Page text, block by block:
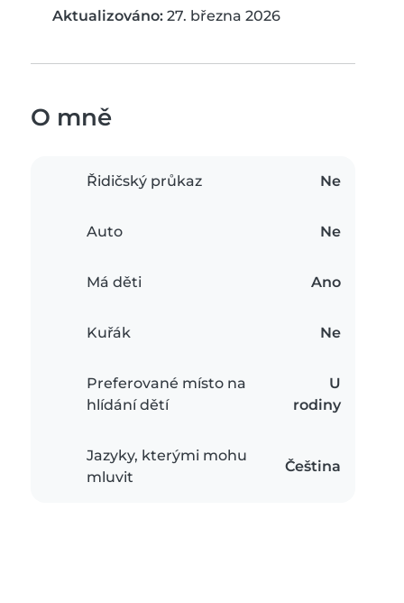
Aktualizováno: 27. března 2026
O mně
Řidičský průkaz Ne
Auto Ne
Má děti Ano
Kuřák Ne
Preferované místo na
hlídání dětí
U
rodiny
Jazyky, kterými mohu
mluvit
Čeština